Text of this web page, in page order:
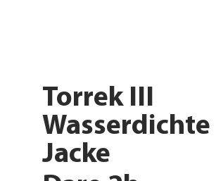
Torrek III
Wasserdichte
Jacke